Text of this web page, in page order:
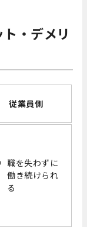
・デメリ
従業員側
職を失わずに
働き続けられ
る